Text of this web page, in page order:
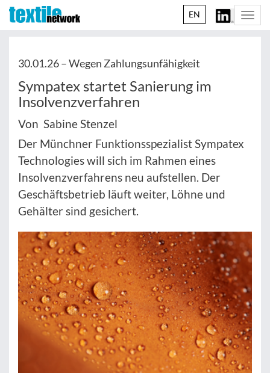
EN
30.01.26 –Wegen Zahlungsunfähigkeit
Sympatex startet Sanierung im
Insolvenzverfahren
Von Sabine Stenzel
Der Münchner Funktionsspezialist Sympatex
Technologies will sich im Rahmen eines
Insolvenzverfahrens neu aufstellen. Der
Geschäftsbetrieb läuft weiter, Löhne und
Gehälter sind gesichert.